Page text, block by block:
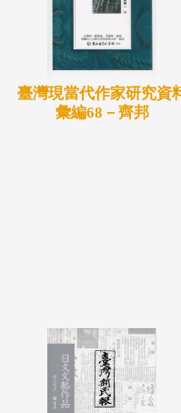
臺灣現當代作家研究資
彙編68－齊邦